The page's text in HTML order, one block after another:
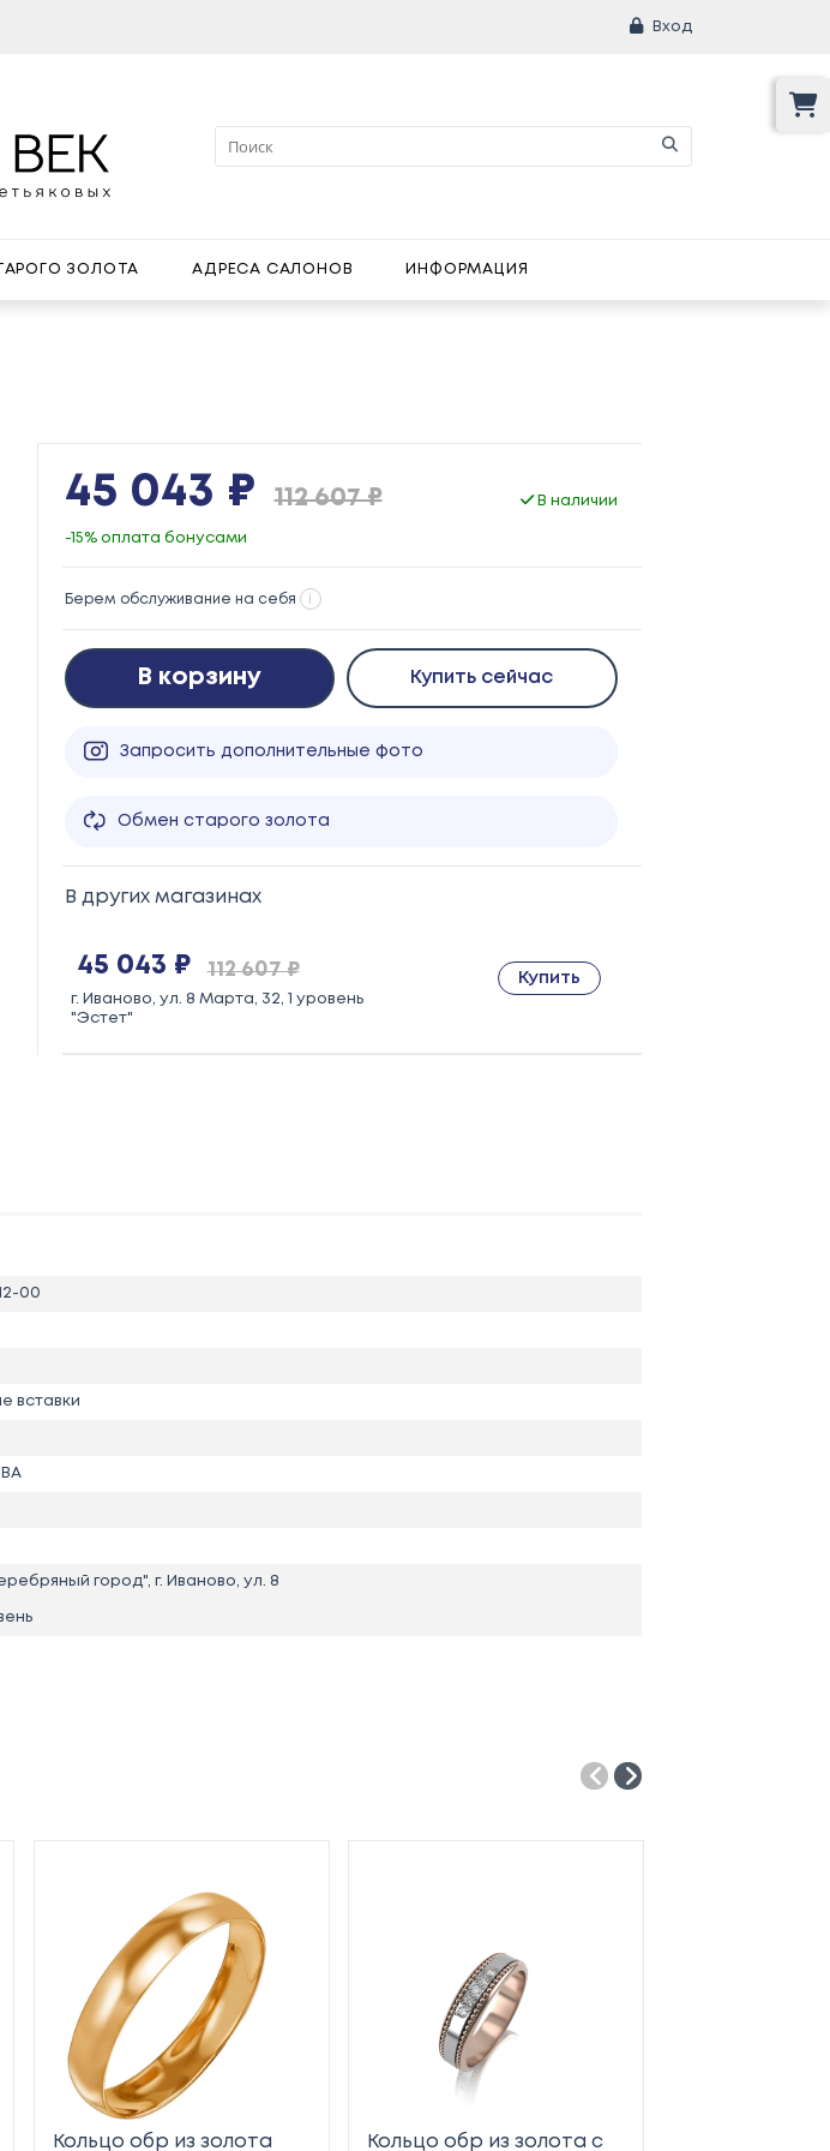
Вход
ЗОЛОТА АДРЕСА САЛОНОВ ИНФОРМАЦИЯ
45 043 ₽ 112 607 ₽ В наличии
-15% оплата бонусами
Берем обслуживание на себя i
В корзину Купить сейчас
Запросить дополнительные фото
Обмен старого золота
В других магазинах
45 043 ₽ 112 607 ₽
г. Иваново, ул. 8 Марта, 32, 1 уровень
"Эстет"
Купить
00
вставки
город", г. Иваново, ул. 8
Кольцо обр из золота
Кольцо обр из золота с